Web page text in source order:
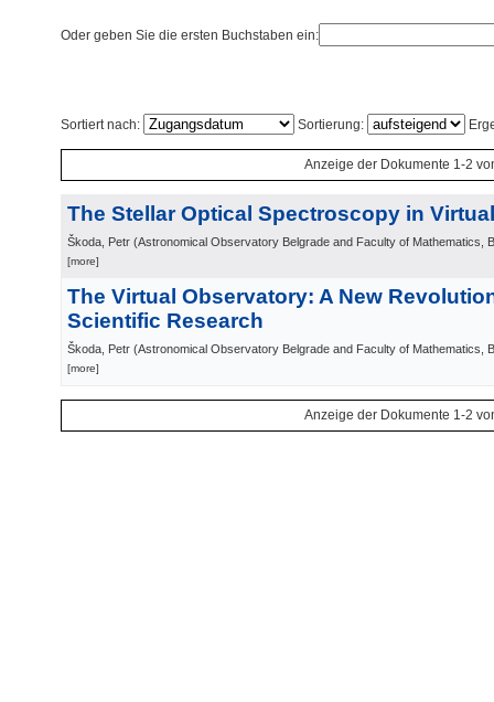
Oder geben Sie die ersten Buchstaben ein:
Sortiert nach: Sortierung:
Anzeige der Dokumente 1-2
The Stellar Optical Spectroscopy in
Škoda, Petr (Astronomical Observatory Belgrade and Faculty of Mathematics,
[more]
The Virtual Observatory: A New
Scientific Research
Škoda, Petr (Astronomical Observatory Belgrade and Faculty of Mathematics,
[more]
Anzeige der Dokumente 1-2